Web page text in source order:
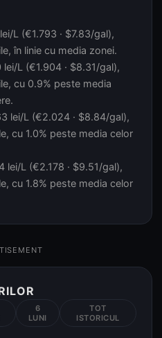
L (€1.793 · $7.83/gal),
în linie cu media zonei.
L (€1.904 · $8.31/gal),
cu 0.9% peste media
lei/L (€2.024 · $8.84/gal),
cu 1.0% peste media celor
lei/L (€2.178 · $9.51/gal),
cu 1.8% peste media celor
6
LUNI
TOT
ISTORICUL